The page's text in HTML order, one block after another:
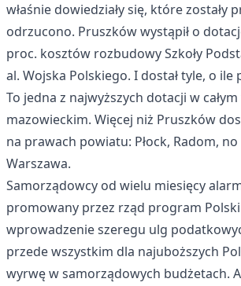
właśnie dowiedziały się, które zostały
odrzucono. Pruszków wystąpił o
proc. kosztów rozbudowy Szkoły
al. Wojska Polskiego. I dostał tyle, o ile
To jedna z najwyższych dotacji w
mazowieckim. Więcej niż Pruszków
na prawach powiatu: Płock, Radom,
Warszawa.
Samorządowcy od wielu miesięcy
promowany przez rząd program Polski
wprowadzenie szeregu ulg
przede wszystkim dla najuboższych
wyrwę w samorządowych budżetach.